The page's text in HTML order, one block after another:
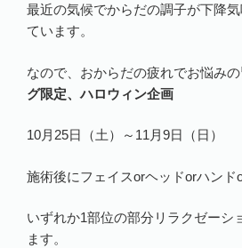
最近の気候でからだの調子が下降
ています。
なので、おからだの疲れでお悩み
グ限定、ハロウィン企画
10月25日（土）～11月9日（日）
施術後にフェイスorヘッドorハンド
いずれか1部位の部分リラクゼーシ
ます。